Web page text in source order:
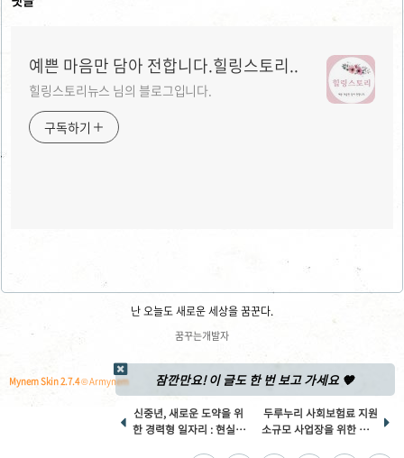
예쁜 마음만 담아 전합니다.힐링스토리..
힐링스토리뉴스 님의 블로그입니다.
구독하기
난 오늘도 새로운 세상을 꿈꾼다.
꿈꾸는개발자
Mynem Skin 2.7.4© Armynem 잠깐만요! 이 글도 한 번 보고 가세요 🧡
 신중년, 새로운 도약을 위
한 경력형 일자리 : 현실적
두루누리 사회보험료 지원
소규모 사업장을 위한 든든
